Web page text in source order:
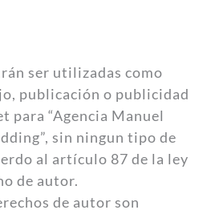
ser utilizadas como
publicación o publicidad
para “Agencia Manuel
sin ningun tipo de
al artículo 87 de la ley
de autor.
de autor son